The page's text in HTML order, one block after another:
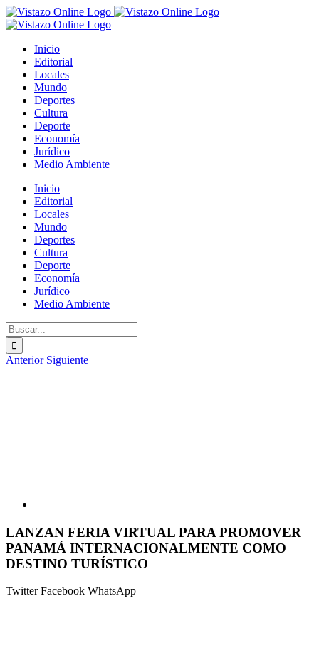
Saltar
al
Inicio
Editorial
Locales
Mundo
Deportes
Cultura
Deporte
Economía
Jurídico
Medio Ambiente
Inicio
Editorial
Locales
Mundo
Deportes
Cultura
Deporte
Economía
Jurídico
Medio Ambiente
Buscar:
Anterior Siguiente
LANZAN FERIA VIRTUAL PARA PROMOVER
PANAMÁ INTERNACIONALMENTE COMO
DESTINO TURÍSTICO
TwitterFacebook WhatsApp